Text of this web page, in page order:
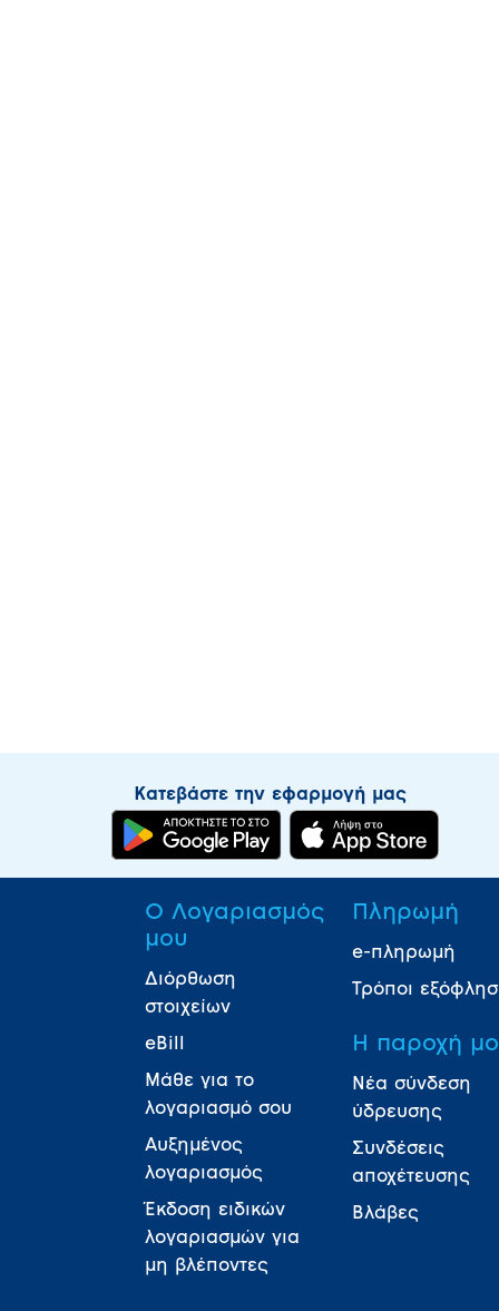
Κατεβάστε την εφαρμογή μας
Ο Λογαριασμός
μου
Διόρθωση
στοιχείων
eBill
Μάθε για το
λογαριασμό σου
Αυξημένος
λογαριασμός
Έκδοση ειδικών
λογαριασμών για
μη βλέποντες
Πληρωμή
e-πληρωμή
Τρόποι
Η παροχή
Νέα σύνδεση
ύδρευσης
Συνδέσεις
αποχέτευσης
Βλάβες